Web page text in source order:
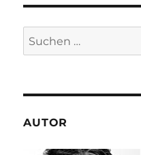
Suchen
nach:
AUTOR